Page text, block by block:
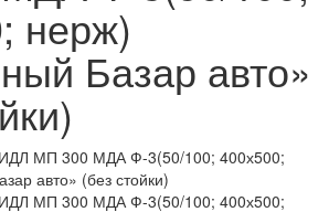
нерж)
Базар авто»